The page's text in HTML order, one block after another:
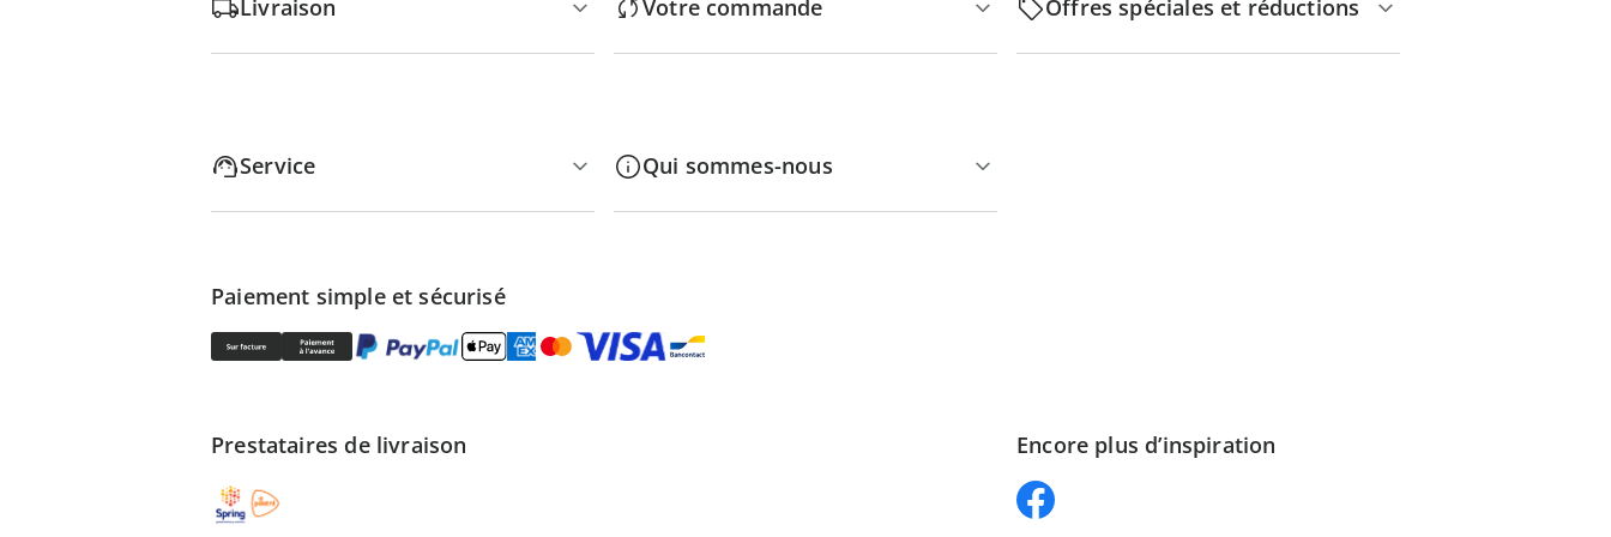
Livraison Votre commande Offres spéciales et réductions
Service Qui sommes-nous
Paiement simple et sécurisé
Prestataires de livraison Encore plus d’inspiration